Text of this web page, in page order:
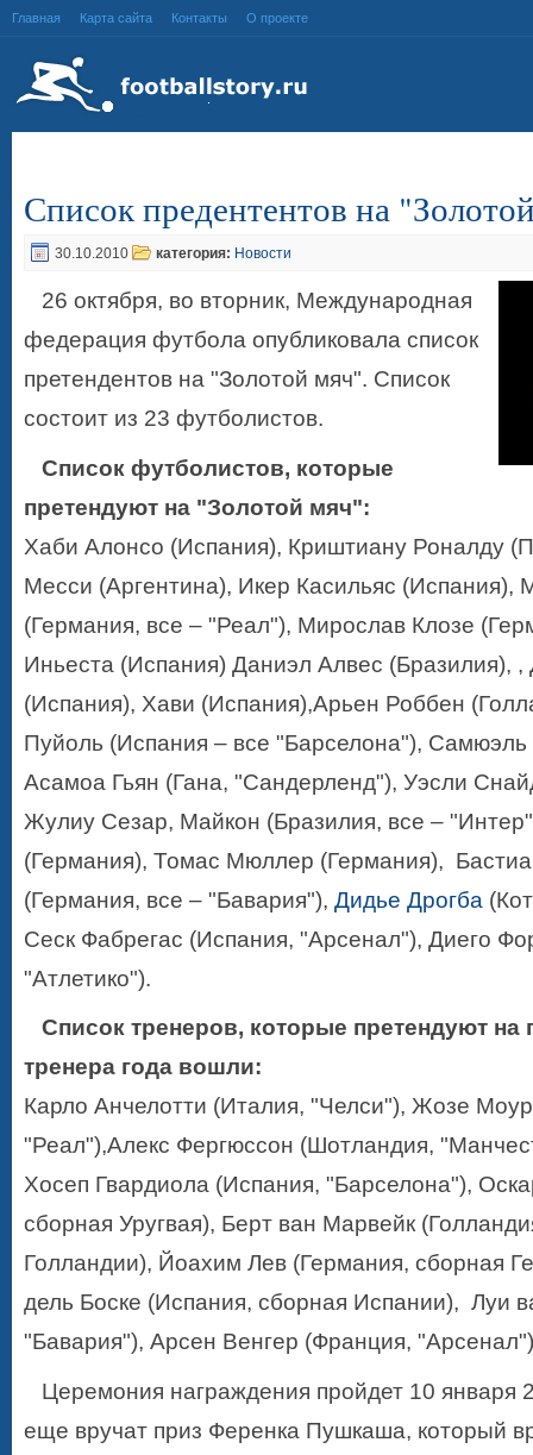
Главная Карта сайта Контакты О проекте
Список предентентов на
30.10.2010 категория: Новости
26 октября, во вторник, Международная
федерация футбола опубликовала список
претендентов на "Золотой мяч". Список
состоит из 23 футболистов.
Список футболистов, которые
претендуют на "Золотой мяч":
Хаби Алонсо (Испания), Криштиану Роналду
Месси (Аргентина), Икер Касильяс (Испания),
(Германия, все – "Реал"), Мирослав Клозе
Иньеста (Испания) Даниэл Алвес (Бразилия),
(Испания), Хави (Испания),Арьен Роббен
Пуйоль (Испания – все "Барселона"),
Асамоа Гьян (Гана, "Сандерленд"), Уэсли
Жулиу Сезар, Майкон (Бразилия, все –
(Германия), Томас Мюллер (Германия),
(Германия, все – "Бавария"), Дидье Дрогба
Сеск Фабрегас (Испания, "Арсенал"), Диего
"Атлетико").
Список тренеров, которые претендуют
тренера года вошли:
Карло Анчелотти (Италия, "Челси"), Жозе
"Реал"),Алекс Фергюссон (Шотландия,
Хосеп Гвардиола (Испания, "Барселона"),
сборная Уругвая), Берт ван Марвейк
Голландии), Йоахим Лев (Германия, сборная
дель Боске (Испания, сборная Испании), Луи
"Бавария"), Арсен Венгер (Франция,
Церемония награждения пройдет 10 января
еще вручат приз Ференка Пушкаша, который